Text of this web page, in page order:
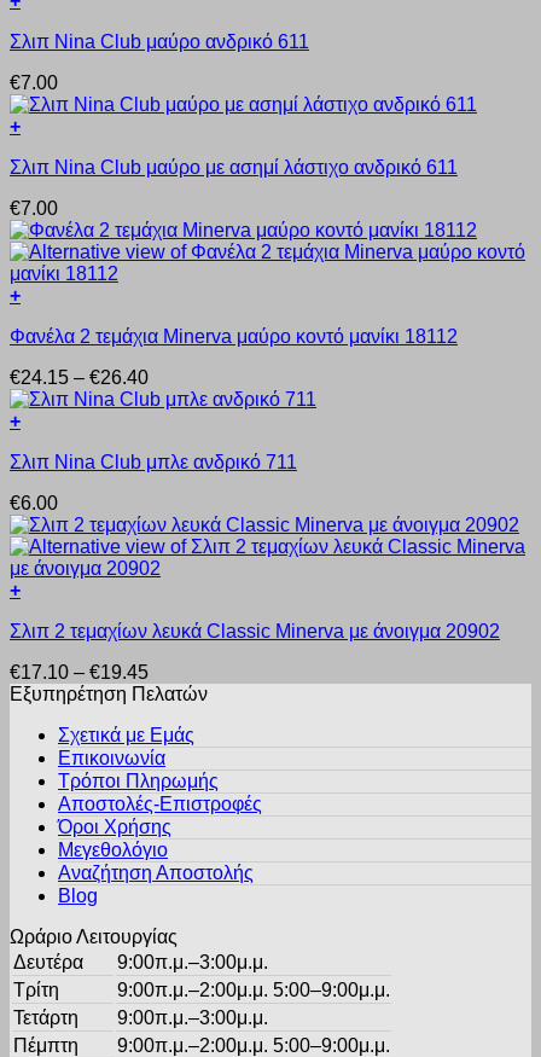
παραλλαγές.
επιλογές
να
επιλεγούν
στη
σελίδα
του
προϊόντος
το
έχει
πολλαπλές
παραλλαγές.
επιλογές
να
επιλεγούν
στη
σελίδα
του
προϊόντος
Σλιπ Nina Club μαύρο ανδρικό 611
€7.00
+
το
έχει
πολλαπλές
παραλλαγές.
Οι
επιλογές
να
στη
σελίδα
του
προϊόντος
Σλιπ Nina Club μαύρο με ασημί λάστιχο ανδρικό 611
€7.00
+
το
έχει
πολλαπλές
παραλλαγές.
επιλογές
να
επιλεγούν
στη
σελίδα
του
προϊόντος
Φανέλα 2 τεμάχια Minerva μαύρο κοντό μανίκι 18112
€24.15 – €26.40Price
range:
€26.40
+
το
έχει
πολλαπλές
παραλλαγές.
Οι
επιλογές
να
στη
σελίδα
προϊόντος
Σλιπ Nina Club μπλε ανδρικό 711
€6.00
+
το
έχει
πολλαπλές
επιλογές
μπορούν
επιλεγούν
σελίδα
Σλιπ 2 τεμαχίων λευκά Classic Minerva με άνοιγμα 20902
€17.10 – €19.45Price
range:
through
€19.45
Εξυπηρέτηση Πελατών
Σχετικά με Εμάς
Επικοινωνία
Τρόποι Πληρωμής
Αποστολές-Επιστροφές
Όροι Χρήσης
Μεγεθολόγιο
Αναζήτηση Αποστολής
Blog
Ωράριο Λειτουργίας
Δευτέρα
9:00π.μ.–3:00μ.μ.
Τρίτη
9:00π.μ.–2:00μ.μ. 5:00–9:00μ.μ.
Τετάρτη
9:00π.μ.–3:00μ.μ.
Πέμπτη
9:00π.μ.–2:00μ.μ. 5:00–9:00μ.μ.